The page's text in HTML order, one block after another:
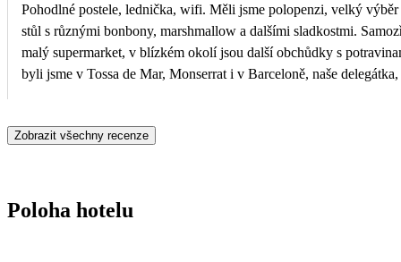
Pohodlné postele, lednička, wifi. Měli jsme polopenzi, velký výběr jídla, vše chutné a neustále doplňované. Jeden den byly kromě klasiky i mexická jídla, jindy pizza nebo velký
stůl s různými bonbony, marshmallow a dalšími sladkostmi.
malý supermarket, v blízkém okolí jsou další obchůdky s
byli jsme v Tossa de Mar, Monserrat i v Barceloně, naše
Zobrazit všechny recenze
Poloha hotelu